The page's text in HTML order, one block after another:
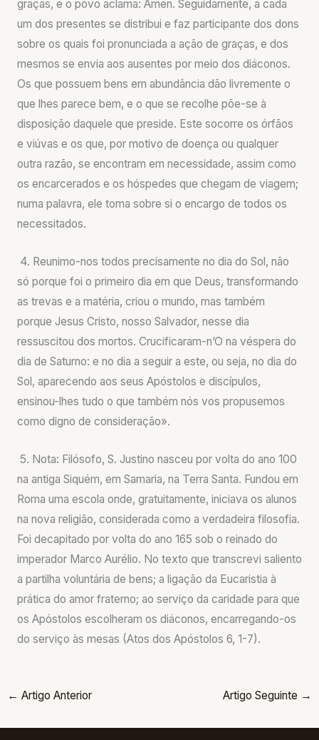
graças, e o povo aclama: Amen. Seguidamente, a cada
um dos presentes se distribui e faz participante dos dons
sobre os quais foi pronunciada a ação de graças, e dos
mesmos se envia aos ausentes por meio dos diáconos.
Os que possuem bens em abundância dão livremente o
que lhes parece bem, e o que se recolhe põe-se à
disposição daquele que preside. Este socorre os órfãos
e viúvas e os que, por motivo de doença ou qualquer
outra razão, se encontram em necessidade, assim como
os encarcerados e os hóspedes que chegam de viagem;
numa palavra, ele toma sobre si o encargo de todos os
necessitados.
4. Reunimo-nos todos precisamente no dia do Sol, não
só porque foi o primeiro dia em que Deus, transformando
as trevas e a matéria, criou o mundo, mas também
porque Jesus Cristo, nosso Salvador, nesse dia
ressuscitou dos mortos. Crucificaram-n’O na véspera do
dia de Saturno: e no dia a seguir a este, ou seja, no dia do
Sol, aparecendo aos seus Apóstolos e discípulos,
ensinou-lhes tudo o que também nós vos propusemos
como digno de consideração».
5. Nota: Filósofo, S. Justino nasceu por volta do ano 100
na antiga Siquém, em Samaria, na Terra Santa. Fundou em
Roma uma escola onde, gratuitamente, iniciava os alunos
na nova religião, considerada como a verdadeira filosofia.
Foi decapitado por volta do ano 165 sob o reinado do
imperador Marco Aurélio. No texto que transcrevi saliento
a partilha voluntária de bens; a ligação da Eucaristia à
prática do amor fraterno; ao serviço da caridade para que
os Apóstolos escolheram os diáconos, encarregando-os
do serviço às mesas (Atos dos Apóstolos 6, 1-7).
← Artigo Anterior Artigo Seguinte →